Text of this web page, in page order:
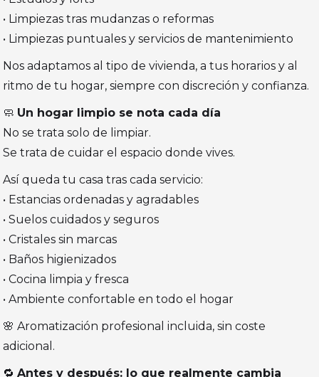
• Limpiezas tras mudanzas o reformas
• Limpiezas puntuales y servicios de mantenimiento
Nos adaptamos al tipo de vivienda, a tus horarios y al
ritmo de tu hogar, siempre con discreción y confianza.
🧼 Un hogar limpio se nota cada día
No se trata solo de limpiar.
Se trata de cuidar el espacio donde vives.
Así queda tu casa tras cada servicio:
• Estancias ordenadas y agradables
• Suelos cuidados y seguros
• Cristales sin marcas
• Baños higienizados
• Cocina limpia y fresca
• Ambiente confortable en todo el hogar
🌸 Aromatización profesional incluida, sin coste
adicional.
🔁Antes y después: lo que realmente cambia